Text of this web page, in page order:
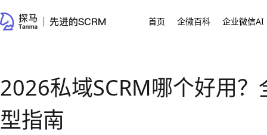
首页 企微百科 企业微信AI
2026私域SCRM哪个好用
型指南